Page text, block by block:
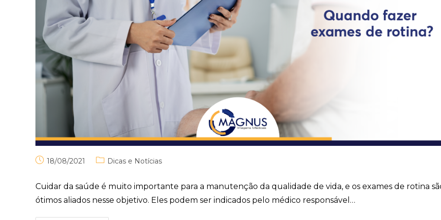
18/08/2021 Dicas e Notícias
Cuidar da saúde é muito importante para a manutenção da qualidade de vida, e os exames de rotina
ótimos aliados nesse objetivo. Eles podem ser indicados pelo médico responsável…